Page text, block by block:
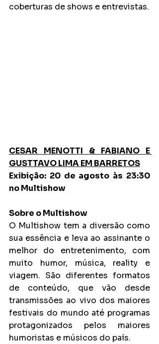
coberturas de shows e entrevistas.
CESAR MENOTTI & FABIANO E
GUSTTAVO LIMA EM BARRETOS
Exibição: 20 de agosto às 23:30
no Multishow
Sobre o Multishow
O Multishow tem a diversão como
sua essência e leva ao assinante o
melhor do entretenimento, com
muito humor, música, reality e
viagem. São diferentes formatos
de conteúdo, que vão desde
transmissões ao vivo dos maiores
festivais do mundo até programas
protagonizados pelos maiores
humoristas e músicos do país.